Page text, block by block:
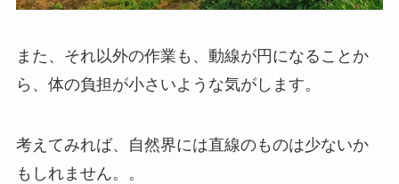
また、それ以外の作業も、動線が円になることか
ら、体の負担が小さいような気がします。
考えてみれば、自然界には直線のものは少ないか
もしれません。。